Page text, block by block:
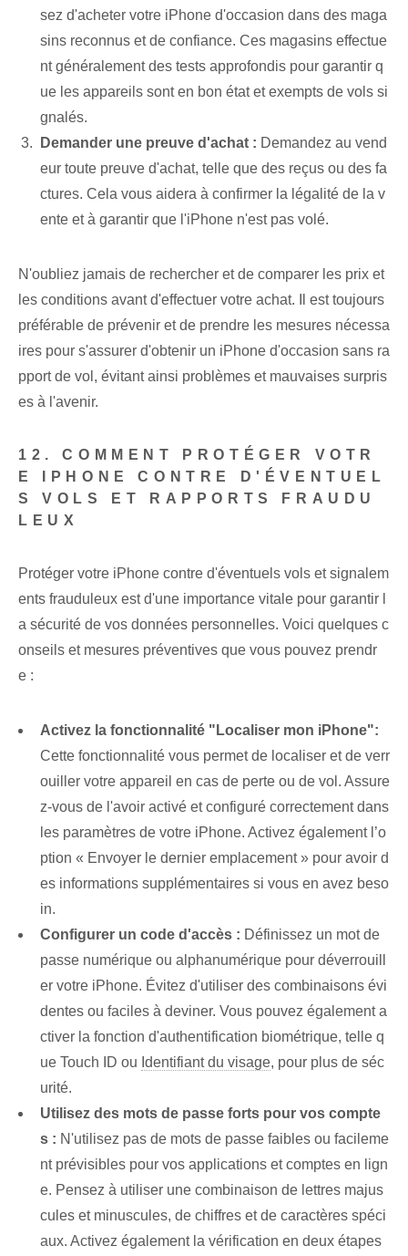
sez d'acheter votre iPhone d'occasion dans des maga
sins reconnus et de confiance. Ces magasins effectue
nt généralement des tests approfondis pour garantir q
ue les appareils sont en bon état et exempts de vols si
gnalés.
Demander une preuve d'achat : Demandez au vend
eur toute preuve d'achat, telle que des reçus ou des fa
ctures. Cela vous aidera à confirmer la légalité de la v
ente et à garantir que l'iPhone n'est pas volé.
N'oubliez jamais de rechercher et de comparer les prix et
les conditions avant d'effectuer votre achat. Il est toujours
préférable de prévenir et de prendre les mesures nécessa
ires pour s'assurer d'obtenir un iPhone d'occasion sans ra
pport de vol, évitant ainsi problèmes et mauvaises surpris
es à l'avenir.
12. COMMENT PROTÉGER VOTR
E IPHONE CONTRE D'ÉVENTUEL
S VOLS ET RAPPORTS FRAUDU
LEUX
Protéger votre iPhone contre d'éventuels vols et signalem
ents frauduleux est d'une importance vitale pour garantir l
a sécurité de vos données personnelles. Voici quelques c
onseils et mesures préventives que vous pouvez prendr
e :
Activez la fonctionnalité "Localiser mon iPhone":
Cette fonctionnalité vous permet de localiser et de verr
ouiller votre appareil en cas de perte ou de vol. Assure
z-vous de l'avoir activé et configuré correctement dans
les paramètres de votre iPhone. Activez également l’o
ption « Envoyer le dernier emplacement » pour avoir d
es informations supplémentaires si vous en avez beso
in.
Configurer un code d'accès : Définissez un mot de
passe numérique ou alphanumérique pour déverrouill
er votre iPhone. Évitez d'utiliser des combinaisons évi
dentes ou faciles à deviner. Vous pouvez également a
ctiver la fonction d'authentification biométrique, telle q
ue Touch ID ou Identifiant du visage, pour plus de séc
urité.
Utilisez des mots de passe forts pour vos compte
s : N'utilisez pas de mots de passe faibles ou facileme
nt prévisibles pour vos applications et comptes en lign
e. Pensez à utiliser une combinaison de lettres majus
cules et minuscules, de chiffres et de caractères spéci
aux. Activez également la vérification en deux étapes